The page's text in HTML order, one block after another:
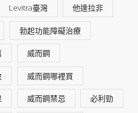
Levitra臺灣 他達拉非
勃起功能障礙治療
威而鋼
威而鋼哪裡買
威而鋼禁忌 必利勁